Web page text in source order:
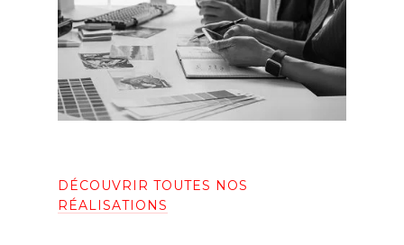
DÉCOUVRIR TOUTES NOS
RÉALISATIONS